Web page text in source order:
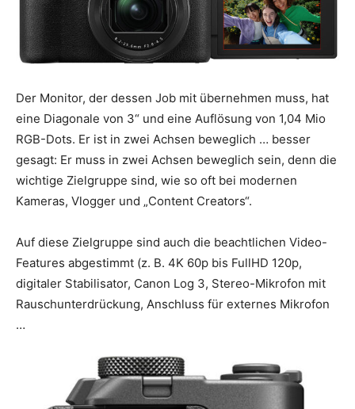
Der Monitor, der dessen Job mit übernehmen muss, hat
eine Diagonale von 3“ und eine Auflösung von 1,04 Mio
RGB-Dots. Er ist in zwei Achsen beweglich … besser
gesagt: Er muss in zwei Achsen beweglich sein, denn die
wichtige Zielgruppe sind, wie so oft bei modernen
Kameras, Vlogger und „Content Creators“.
Auf diese Zielgruppe sind auch die beachtlichen Video-
Features abgestimmt (z. B. 4K 60p bis FullHD 120p,
digitaler Stabilisator, Canon Log 3, Stereo-Mikrofon mit
Rauschunterdrückung, Anschluss für externes Mikrofon
…